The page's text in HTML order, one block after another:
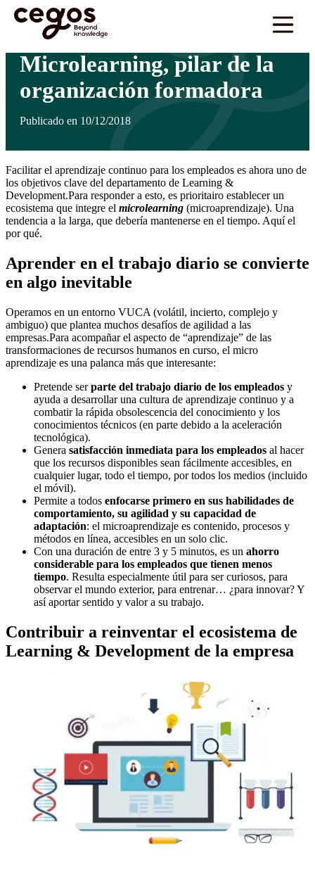
Skip to main content
Estás aquí: Inicio >Actualidades Microlearning, pilar de la organización formadora
Microlearning, pilar de la
organización formadora
Publicado en 10/12/2018
Facilitar el aprendizaje continuo para los empleados es ahora uno de
los objetivos clave del departamento de Learning &
Development.Para responder a esto, es prioritairo establecer un
ecosistema que integre el microlearning (microaprendizaje). Una
tendencia a la larga, que debería mantenerse en el tiempo. Aquí el
por qué.
Aprender en el trabajo diario se convierte
en algo inevitable
Operamos en un entorno VUCA (volátil, incierto, complejo y
ambiguo) que plantea muchos desafíos de agilidad a las
empresas.Para acompañar el aspecto de “aprendizaje” de las
transformaciones de recursos humanos en curso, el micro
aprendizaje es una palanca más que interesante:
Pretende serparte del trabajo diario de los empleados y
ayuda a desarrollar una cultura de aprendizaje continuo y a
combatir la rápida obsolescencia del conocimiento y los
conocimientos técnicos (en parte debido a la aceleración
tecnológica).
Genera satisfacción inmediata para los empleados al hacer
que los recursos disponibles sean fácilmente accesibles, en
cualquier lugar, todo el tiempo, por todos los medios (incluido
el móvil).
Permite a todos enfocarse primero en sus habilidades de
comportamiento, su agilidad y su capacidad de
adaptación: el microaprendizaje es contenido, procesos y
métodos en línea, accesibles en un solo clic.
Con una duración de entre 3 y 5 minutos, es un ahorro
considerable para los empleados que tienen menos
tiempo. Resulta especialmente útil para ser curiosos, para
observar el mundo exterior, para entrenar… ¿para innovar? Y
así aportar sentido y valor a su trabajo.
Contribuir a reinventar el ecosistema de
Learning & Development de la empresa